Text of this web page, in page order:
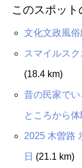
このスポット
文化文政風
スマイルス
(18.4 km)
昔の民家で
ところから
2025 木曽路
日 (21.1 km)